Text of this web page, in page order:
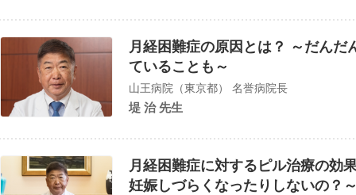
月経困難症の原因とは？ ～だん
ていることも～
山王病院（東京都） 名誉病院長
堤 治 先生
月経困難症に対するピル治療の効
妊娠しづらくなったりしないの？